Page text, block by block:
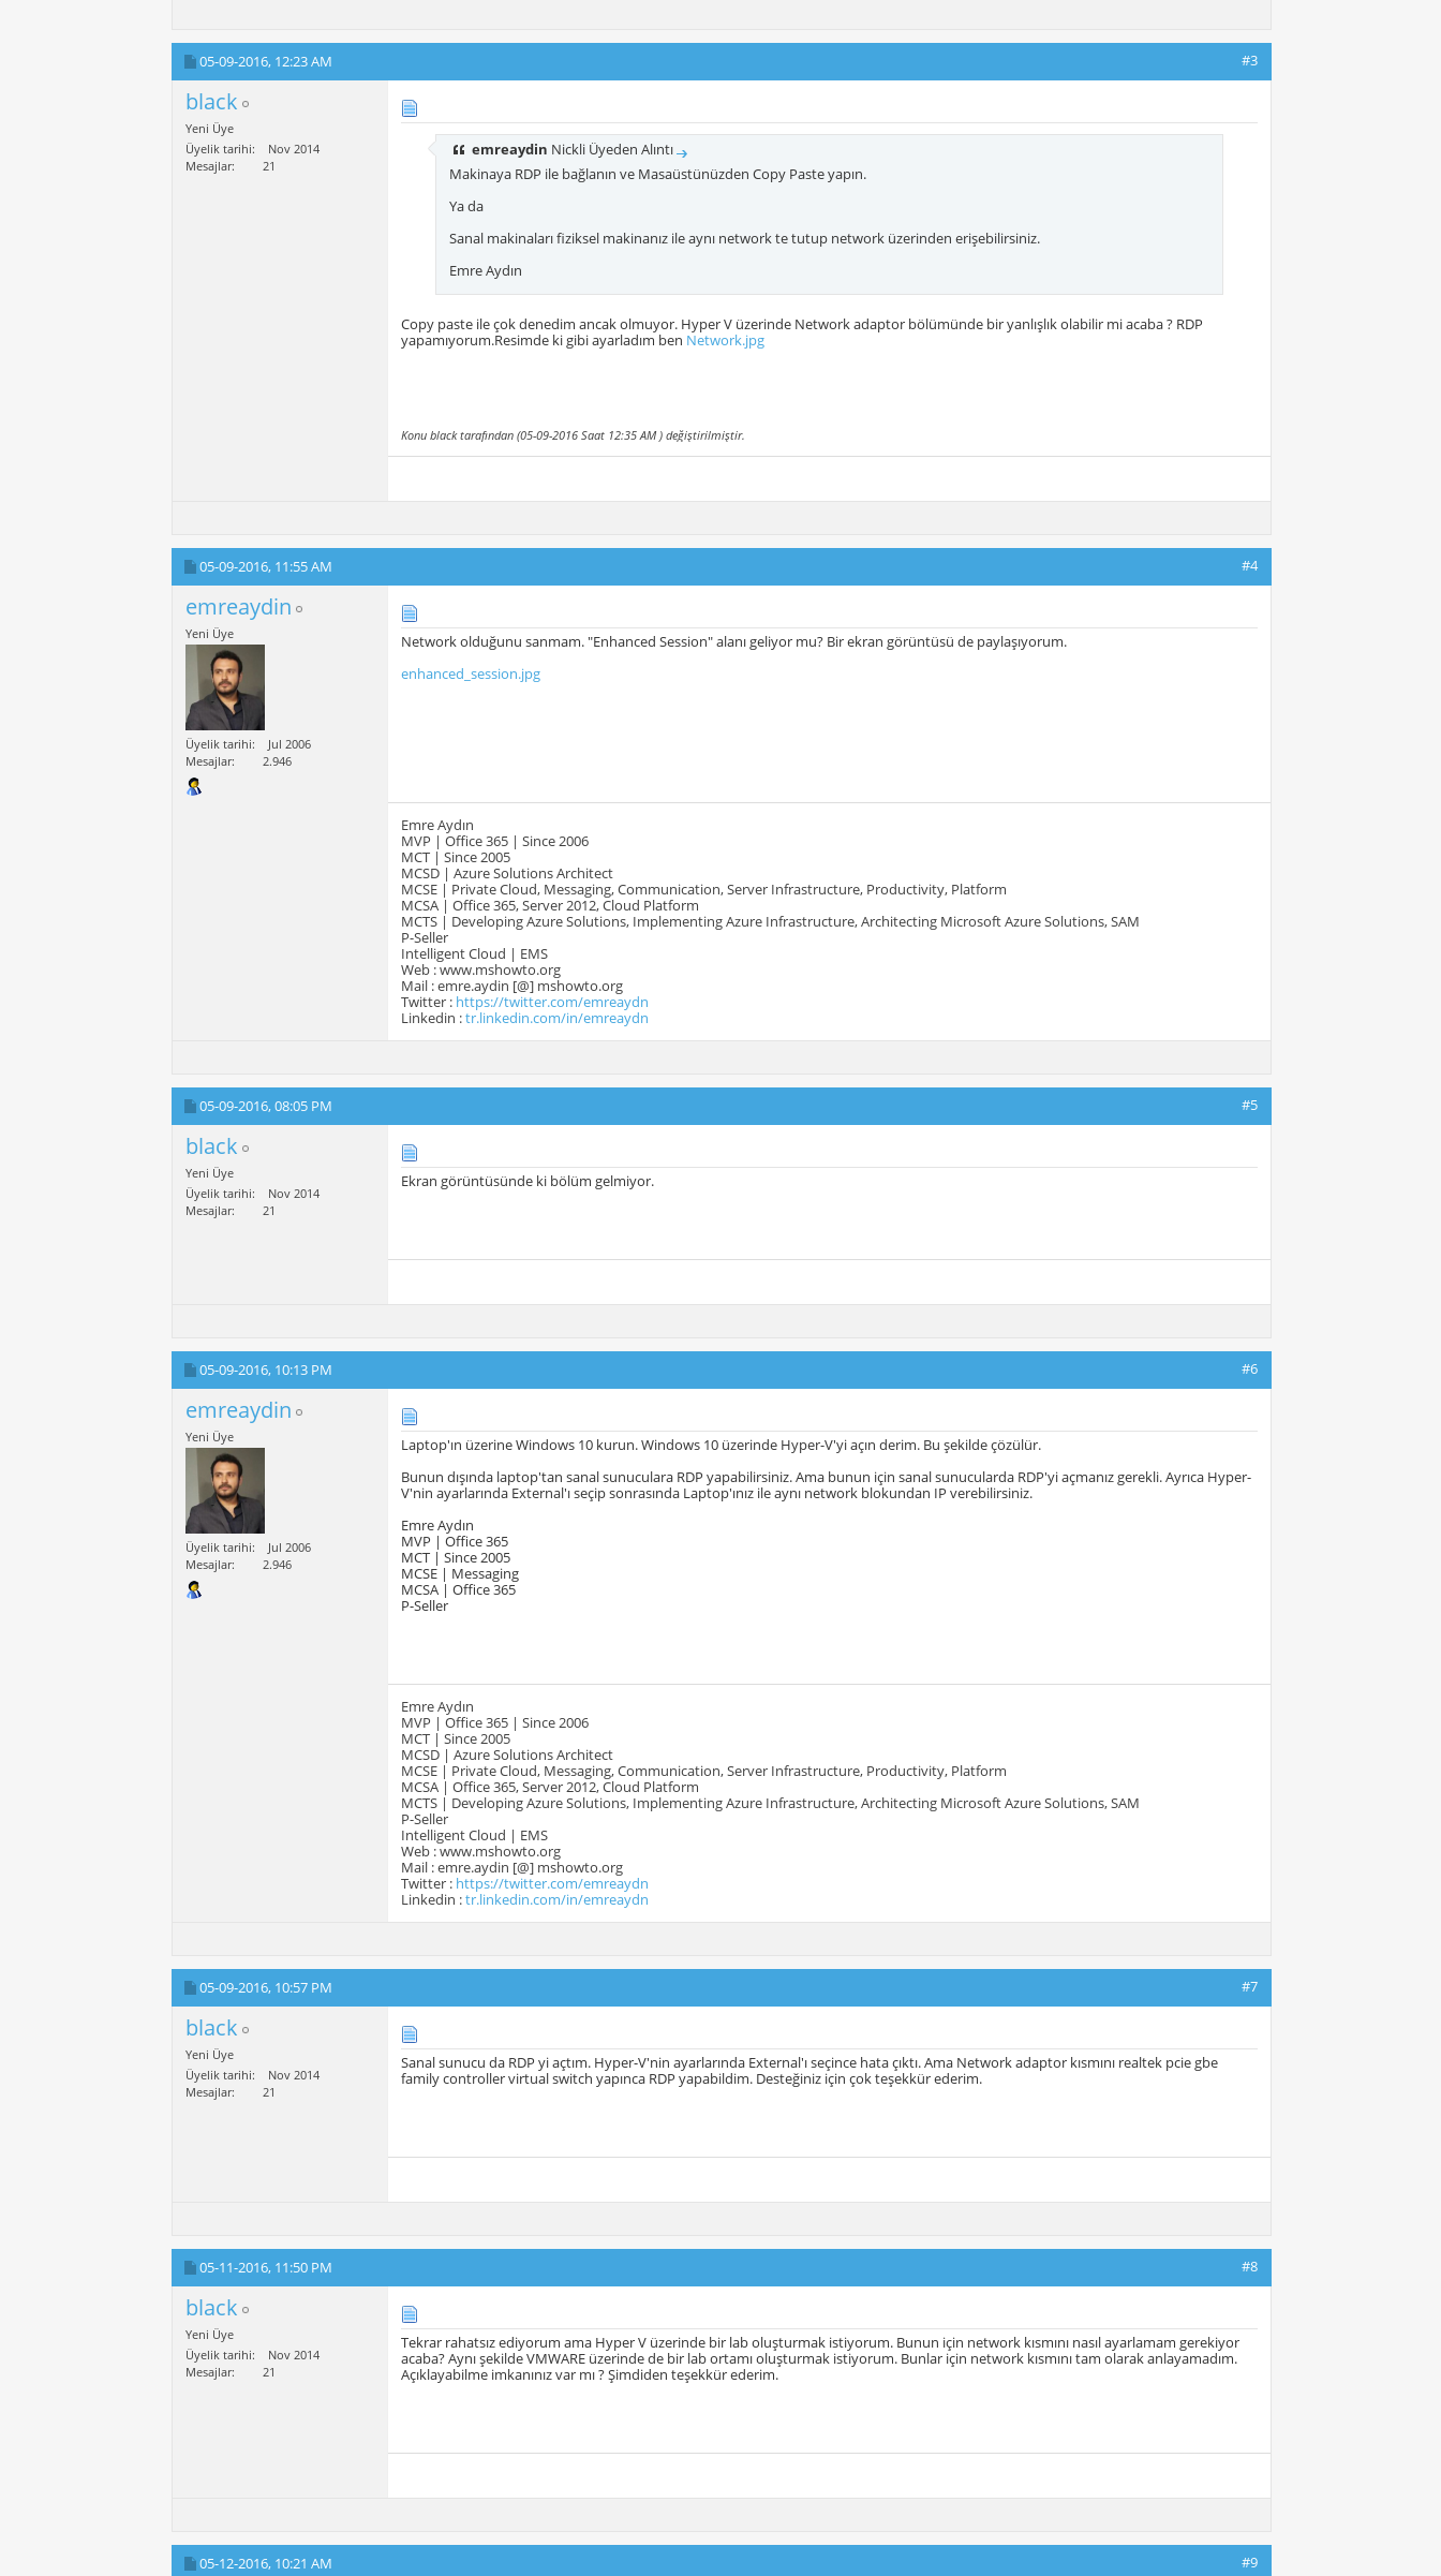
05-09-2016, 12:23 AM #3
black
Yeni Üye
Üyelik tarihi
Nov 2014
Mesajlar
21
emreaydin Nickli Üyeden Alıntı
Makinaya RDP ile bağlanın ve Masaüstünüzden Copy Paste yapın.
Ya da
Sanal makinaları fiziksel makinanız ile aynı network te tutup network üzerinden erişebilirsiniz.
Emre Aydın
Copy paste ile çok denedim ancak olmuyor. Hyper V üzerinde Network adaptor bölümünde bir yanlışlık olabilir mi acaba ? RDP
yapamıyorum.Resimde ki gibi ayarladım ben Network.jpg
Konu black tarafından (05-09-2016 Saat 12:35 AM) değiştirilmiştir.
05-09-2016, 11:55 AM #4
emreaydin
Yeni Üye
Üyelik tarihi
Jul 2006
Mesajlar
2.946
Network olduğunu sanmam. "Enhanced Session" alanı geliyor mu? Bir ekran görüntüsü de paylaşıyorum.
enhanced_session.jpg
Emre Aydın
MVP | Office 365 | Since 2006
MCT | Since 2005
MCSD | Azure Solutions Architect
MCSE | Private Cloud, Messaging, Communication, Server Infrastructure, Productivity, Platform
MCSA | Office 365, Server 2012, Cloud Platform
MCTS | Developing Azure Solutions, Implementing Azure Infrastructure, Architecting Microsoft Azure Solutions, SAM
P-Seller
Intelligent Cloud | EMS
Web : www.mshowto.org
Mail : emre.aydin [@] mshowto.org
Twitter : https://twitter.com/emreaydn
Linkedin :tr.linkedin.com/in/emreaydn
05-09-2016,08:05 PM #5
black
Yeni Üye
Üyelik tarihi
Nov 2014
Mesajlar
21
Ekran görüntüsünde ki bölüm gelmiyor.
05-09-2016, 10:13 PM #6
emreaydin
Yeni Üye
Üyelik tarihi
Jul 2006
Mesajlar
2.946
Laptop'ın üzerine Windows 10 kurun. Windows 10 üzerinde Hyper-V'yi açın derim. Bu şekilde çözülür.
Bunun dışında laptop'tan sanal sunuculara RDP yapabilirsiniz. Ama bunun için sanal sunucularda RDP'yi açmanız gerekli. Ayrıca Hyper-
V'nin ayarlarında External'ı seçip sonrasında Laptop'ınız ile aynı network blokundan IP verebilirsiniz.
Emre Aydın
MVP | Office 365
MCT | Since 2005
MCSE | Messaging
MCSA | Office 365
P-Seller
Emre Aydın
MVP | Office 365 | Since 2006
MCT | Since 2005
MCSD | Azure Solutions Architect
MCSE | Private Cloud, Messaging, Communication, Server Infrastructure, Productivity, Platform
MCSA | Office 365, Server 2012, Cloud Platform
MCTS | Developing Azure Solutions, Implementing Azure Infrastructure, Architecting Microsoft Azure Solutions, SAM
P-Seller
Intelligent Cloud | EMS
Web : www.mshowto.org
Mail : emre.aydin [@] mshowto.org
Twitter : https://twitter.com/emreaydn
Linkedin :tr.linkedin.com/in/emreaydn
05-09-2016, 10:57 PM #7
black
Yeni Üye
Üyelik tarihi
Nov 2014
Mesajlar
21
Sanal sunucu da RDP yi açtım. Hyper-V'nin ayarlarında External'ı seçince hata çıktı. Ama Network adaptor kısmını realtek pcie gbe
family controller virtual switch yapınca RDP yapabildim. Desteğiniz için çok teşekkür ederim.
05-11-2016, 11:50 PM #8
black
Yeni Üye
Üyelik tarihi
Nov 2014
Mesajlar
21
Tekrar rahatsız ediyorum ama Hyper V üzerinde bir lab oluşturmak istiyorum. Bunun için network kısmını nasıl ayarlamam gerekiyor
acaba? Aynı şekilde VMWARE üzerinde de bir lab ortamı oluşturmak istiyorum. Bunlar için network kısmını tam olarak anlayamadım.
Açıklayabilme imkanınız var mı ? Şimdiden teşekkür ederim.
05-12-2016, 10:21 AM #9